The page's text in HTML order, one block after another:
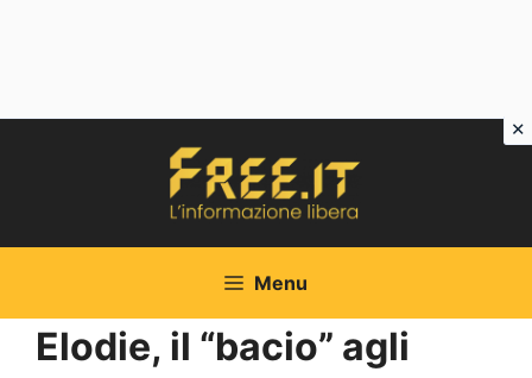
Menu
Elodie, il “bacio” agli